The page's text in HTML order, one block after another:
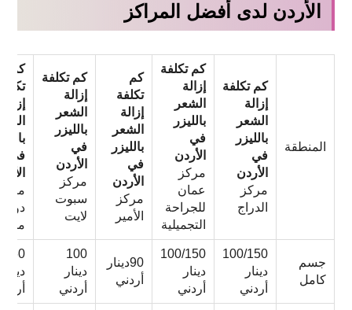
الأردن لدى أفضل المراكز
المنطقة
كم تكلفة
إزالة
الشعر
بالليزر
في
الأردن
مركز
الدراج
كم تكلفة
إزالة
الشعر
بالليزر
في
الأردن
مركز
عمان
للجراحة
التجميلية
كم
تكلفة
إزالة
الشعر
بالليزر
في
الأردن
مركز
الأمير
كم تكلفة
إزالة
الشعر
بالليزر
في
الأردن
مركز
سبوت
لايت
كم
إزالة
في
دوير
جسم
كامل
100/150
دينار
أردني
100/150
دينار
أردني
90دينار
أردني
100
دينار
أردني
160
دينار